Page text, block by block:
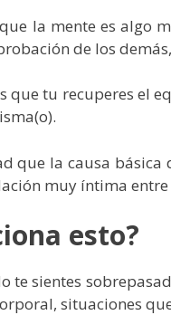
la mente es algo
de los
que tu recuperes el
que la causa
muy íntima
esto?
te sientes
situaciones